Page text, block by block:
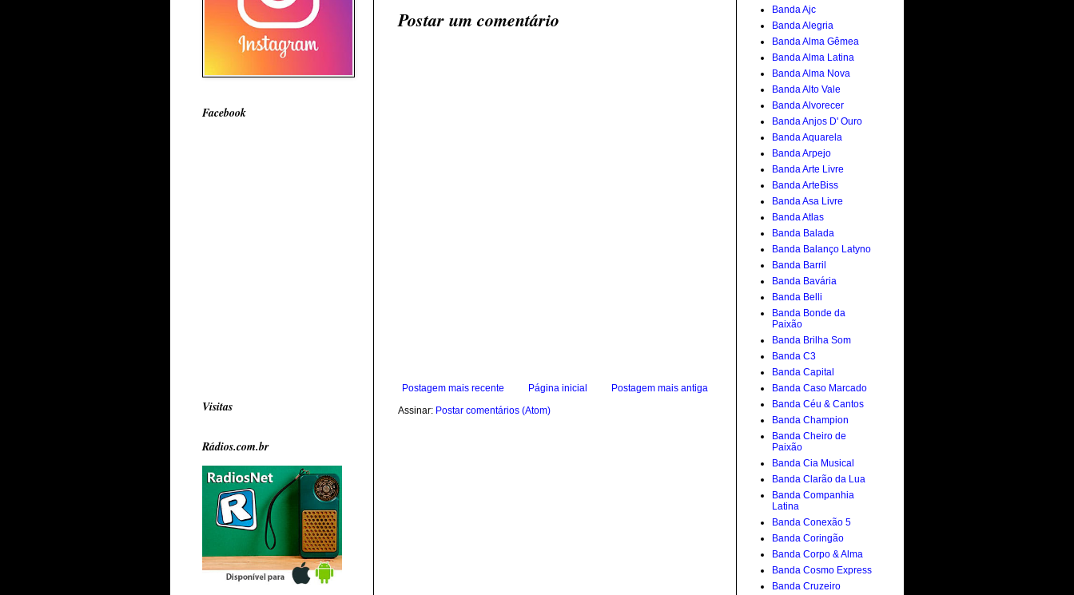
Postar um comentário
Postagem mais recente Postagem mais antiga
Página inicial
Assinar: Postar comentários (Atom)
Facebook
Visitas
Rádios.com.br
Banda Ajc
Banda Alegria
Banda Alma Gêmea
Banda Alma Latina
Banda Alma Nova
Banda Alto Vale
Banda Alvorecer
Banda Anjos D' Ouro
Banda Aquarela
Banda Arpejo
Banda Arte Livre
Banda ArteBiss
Banda Asa Livre
Banda Atlas
Banda Balada
Banda Balanço Latyno
Banda Barril
Banda Bavária
Banda Belli
Banda Bonde da
Paixão
Banda Brilha Som
Banda C3
Banda Capital
Banda Caso Marcado
Banda Céu & Cantos
Banda Champion
Banda Cheiro de
Paixão
Banda Cia Musical
Banda Clarão da Lua
Banda Companhia
Latina
Banda Conexão 5
Banda Coringão
Banda Corpo & Alma
Banda Cosmo Express
Banda Cruzeiro